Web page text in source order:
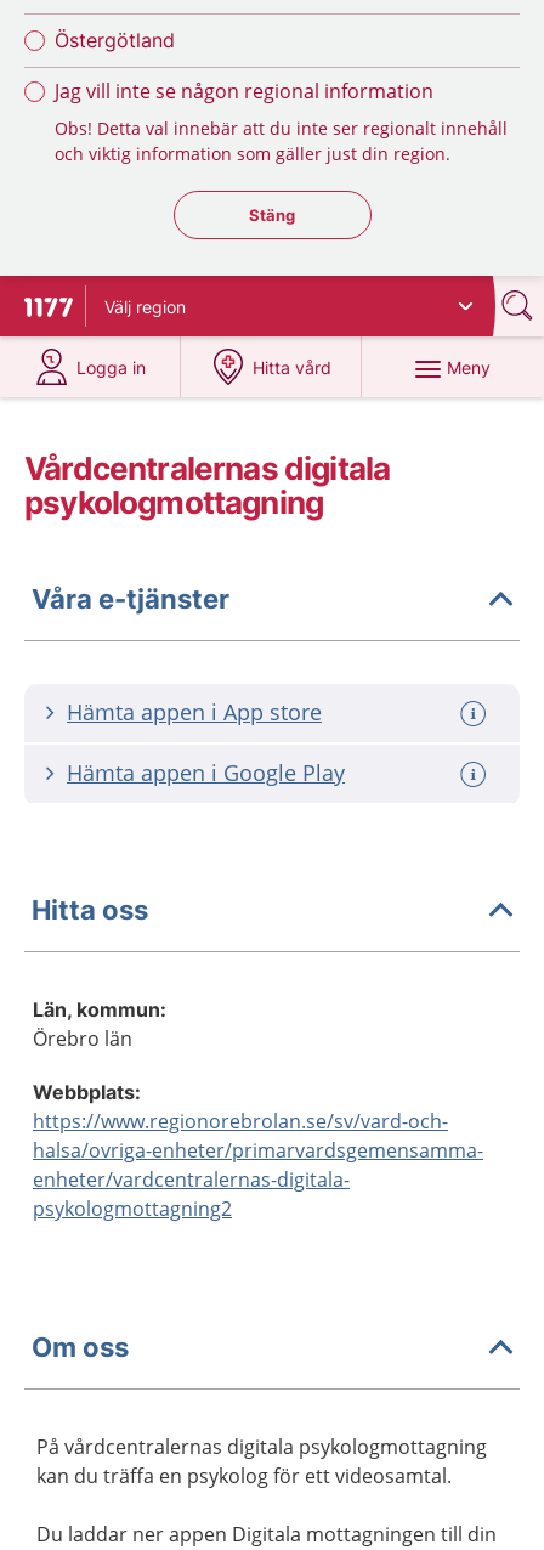
Östergötland
Jag vill inte se någon regional information
Obs! Detta val innebär att du inte ser regionalt innehåll
och viktig information som gäller just din region.
Stäng regionsväljaren
Stäng
Till startsidan för 1177
Välj region
Logga in
på 1177.se
Hitta vård
på 1177.se
Meny
Vårdcentralernas digitala
psykologmottagning
Våra e-tjänster
Hämta appen i App store
Hämta appen i Google Play
Hitta oss
Län, kommun:
Örebro län
Webbplats:
https://www.regionorebrolan.se/sv/vard-och-
halsa/ovriga-enheter/primarvardsgemensamma-
enheter/vardcentralernas-digitala-
psykologmottagning2
Om oss
På vårdcentralernas digitala psykologmottagning
kan du träffa en psykolog för ett videosamtal.
Du laddar ner appen Digitala mottagningen till din